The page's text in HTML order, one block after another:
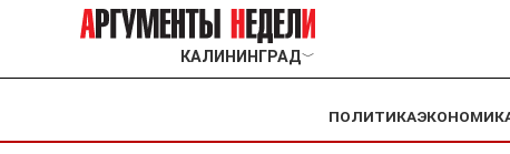
КАЛИНИНГРАД﹀
ПОЛИТИКА